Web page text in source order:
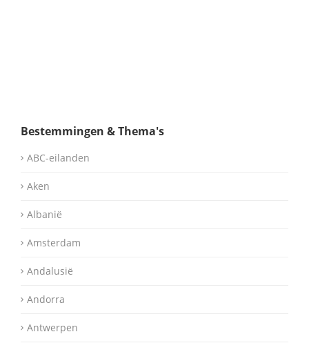
Bestemmingen & Thema's
ABC-eilanden
Aken
Albanië
Amsterdam
Andalusië
Andorra
Antwerpen